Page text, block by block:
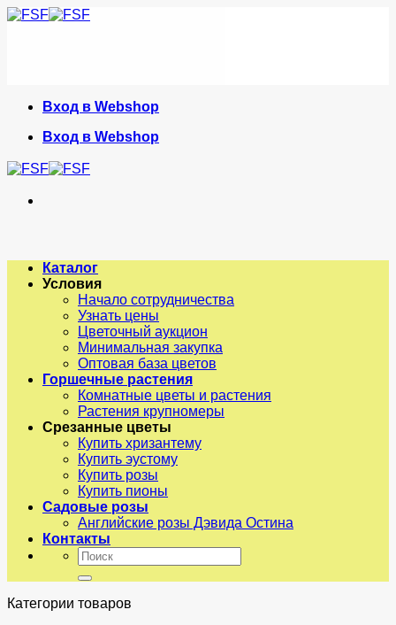
Skip
Вход в Webshop
Вход в Webshop
Каталог
Условия
Начало сотрудничества
Узнать цены
Цветочный аукцион
Минимальная закупка
Оптовая база цветов
Горшечные растения
Комнатные цветы и растения
Растения крупномеры
Срезанные цветы
Купить хризантему
Купить эустому
Купить розы
Купить пионы
Садовые розы
Английские розы Дэвида Остина
Контакты
Искать:
Категории товаров